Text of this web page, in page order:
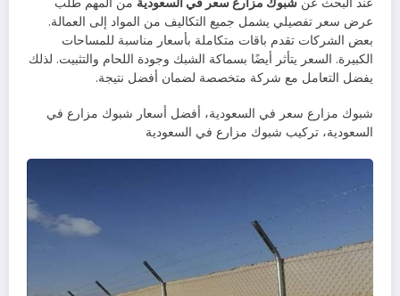
عرض سعر تفصيلي يشمل جميع التكاليف من المواد إلى العمالة.
بعض الشركات تقدم باقات متكاملة بأسعار مناسبة للمساحات
الكبيرة. السعر يتأثر أيضًا بسماكة الشبك وجودة اللحام والتثبيت. لذلك
يفضل التعامل مع شركة متخصصة لضمان أفضل نتيجة.
شبوك مزارع سعر في السعودية، أفضل أسعار شبوك مزارع في
السعودية، تركيب شبوك مزارع في السعودية